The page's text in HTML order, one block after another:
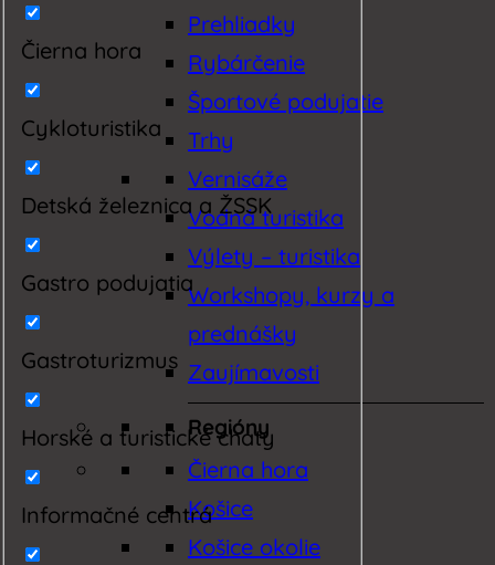
Čierna hora
Cykloturistika
Detská železnica a ŽSSK
Gastro podujatia
Gastroturizmus
Horské a turistické chaty
Informačné centrá
Prehliadky
Rybárčenie
Športové podujatie
Trhy
Vernisáže
Vodná turistika
Výlety – turistika
Workshopy, kurzy a
prednášky
Zaujímavosti
Regióny
Čierna hora
Košice
Košice okolie